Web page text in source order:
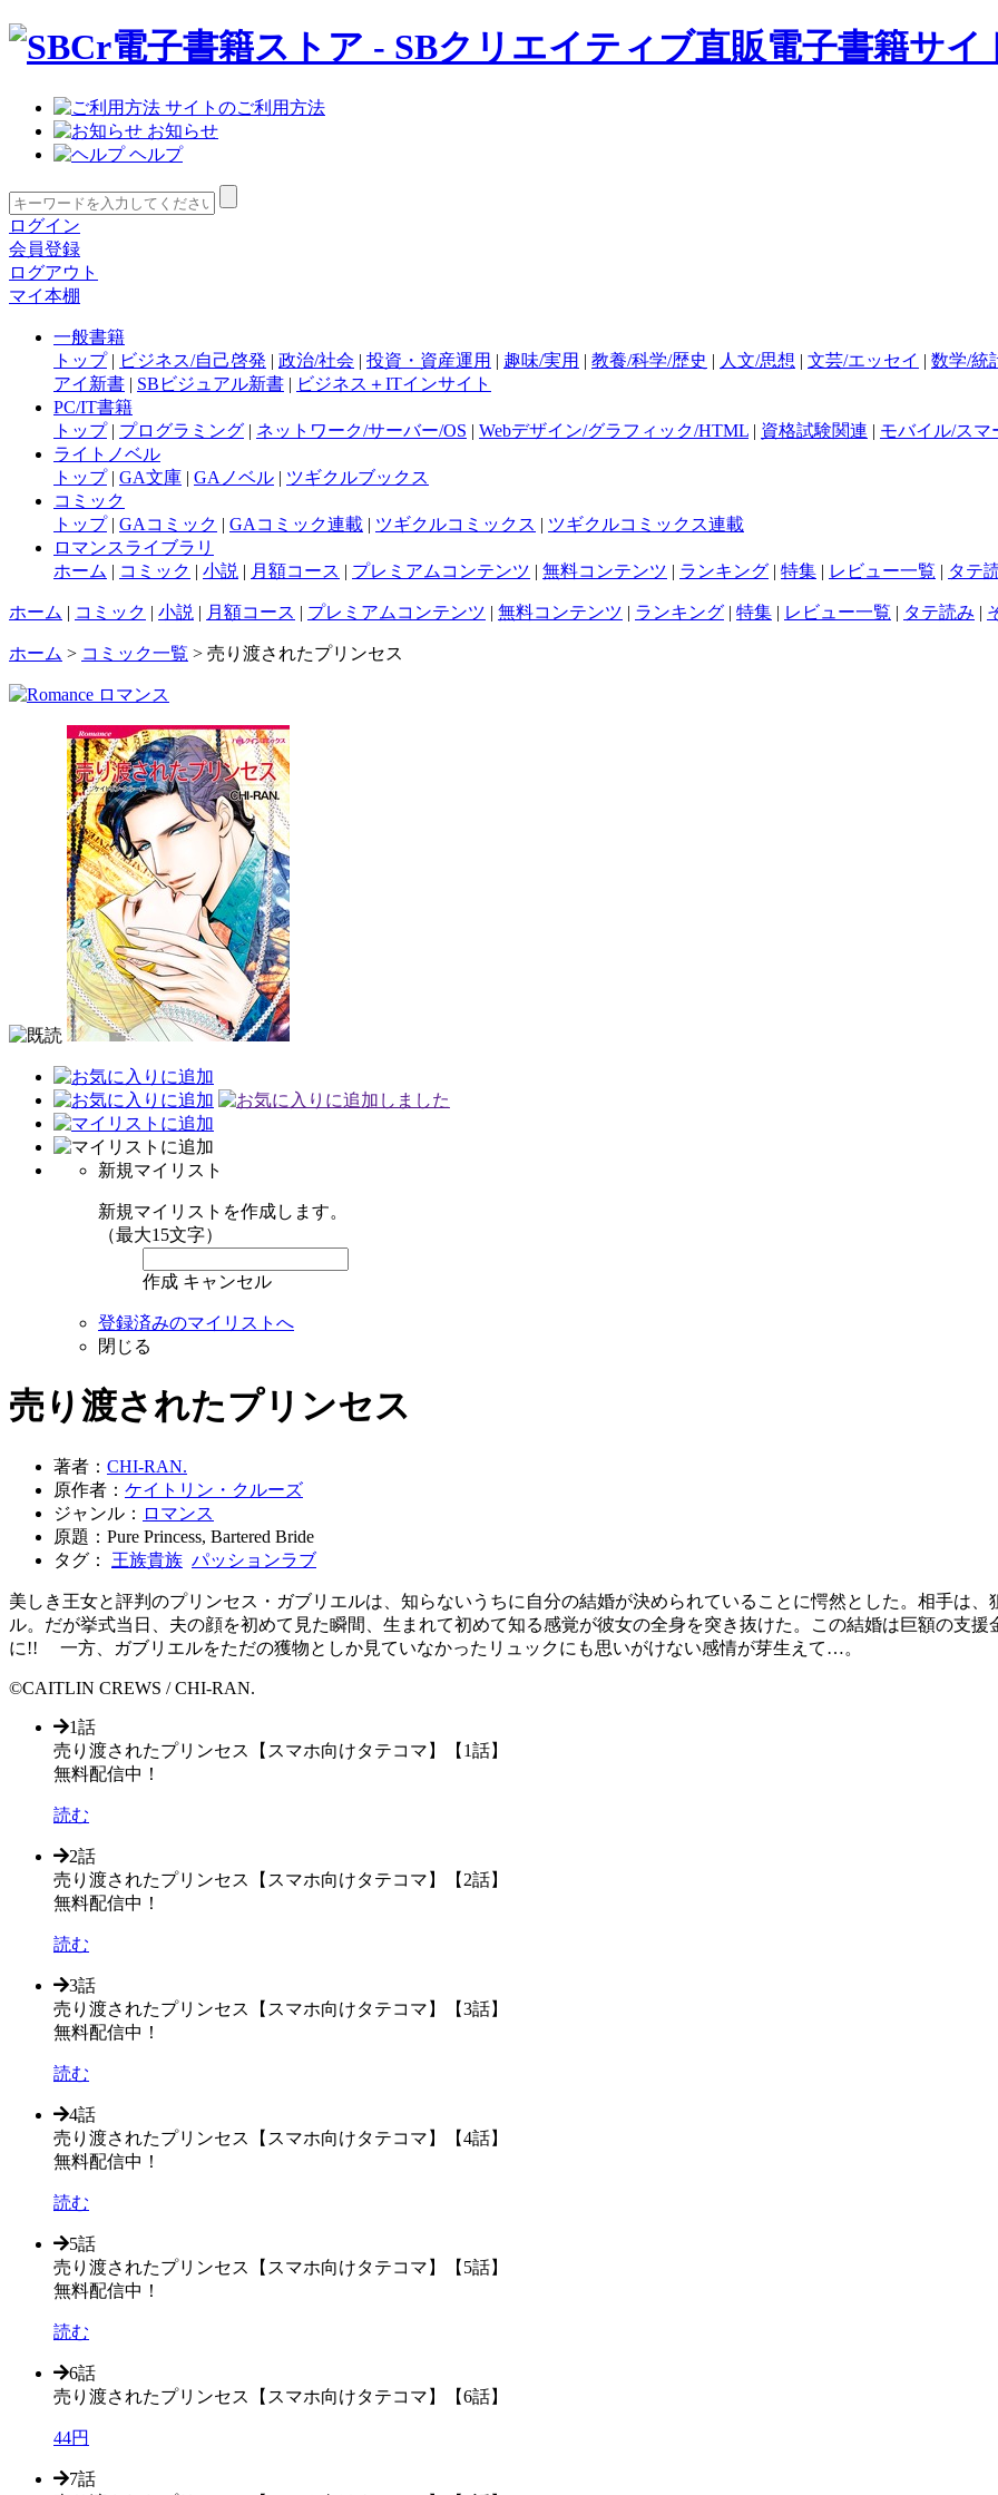
サイトのご利用方法
お知らせ
ヘルプ
ログイン
会員登録
ログアウト
マイ本棚
一般書籍
トップ| ビジネス/自己啓発 | 政治/社会 | 投資・資産運用 | 趣味/実用 | 教養/科学/歴史 | 人文/思想 | 文芸/エッセイ | 数学/統
アイ新書 | SBビジュアル新書 | ビジネス＋ITインサイト
PC/IT書籍
トップ| プログラミング | ネットワーク/サーバー/OS | Webデザイン/グラフィック/HTML | 資格試験関連 | モバイル/スマ
ライトノベル
トップ| GA文庫 | GAノベル | ツギクルブックス
コミック
トップ| GAコミック | GAコミック連載 | ツギクルコミックス | ツギクルコミックス連載
ロマンスライブラリ
ホーム | コミック | 小説 | 月額コース | プレミアムコンテンツ | 無料コンテンツ | ランキング | 特集 | レビュー一覧 | タテ
ホーム | コミック | 小説 | 月額コース | プレミアムコンテンツ | 無料コンテンツ | ランキング | 特集 | レビュー一覧 | タテ読み |
ホーム > コミック一覧 > 売り渡されたプリンセス
新規マイリスト
新規マイリストを作成します。
（最大15文字）
作成 キャンセル
登録済みのマイリストへ
閉じる
売り渡されたプリンセス
著者： CHI-RAN.
原作者： ケイトリン・クルーズ
ジャンル： ロマンス
原題：Pure Princess, Bartered Bride
タグ： 王族貴族 パッションラブ
美しき王女と評判のプリンセス・ガブリエルは、知らないうちに自分の結婚が決められていることに愕然とした。相手は
ル。だが挙式当日、夫の顔を初めて見た瞬間、生まれて初めて知る感覚が彼女の全身を突き抜けた。この結婚は巨額の支
に!! 一方、ガブリエルをただの獲物としか見ていなかったリュックにも思いがけない感情が芽生えて…。
©CAITLIN CREWS / CHI-RAN.
1話
売り渡されたプリンセス【スマホ向けタテコマ】【1話】
無料配信中！
読む
2話
売り渡されたプリンセス【スマホ向けタテコマ】【2話】
無料配信中！
読む
3話
売り渡されたプリンセス【スマホ向けタテコマ】【3話】
無料配信中！
読む
4話
売り渡されたプリンセス【スマホ向けタテコマ】【4話】
無料配信中！
読む
5話
売り渡されたプリンセス【スマホ向けタテコマ】【5話】
無料配信中！
読む
6話
売り渡されたプリンセス【スマホ向けタテコマ】【6話】
44円
7話